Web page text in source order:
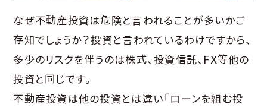
なぜ不動産投資は危険と言われることが多いかご
存知でしょうか？投資と言われているわけですから、
多少のリスクを伴うのは株式、投資信託、FX等他の
投資と同じです。
不動産投資は他の投資とは違い「ローンを組む投